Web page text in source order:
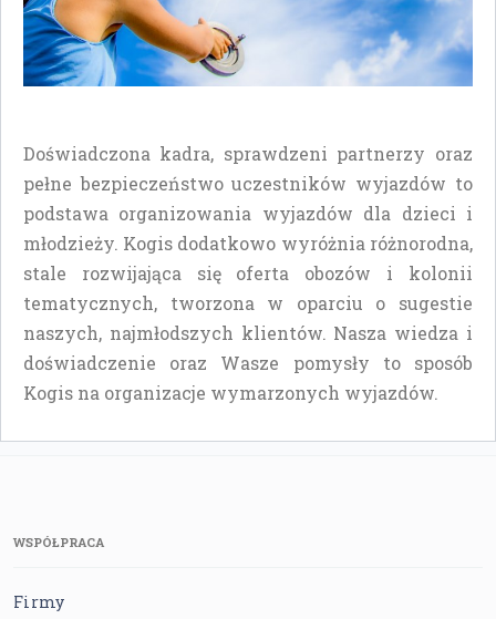
Doświadczona kadra, sprawdzeni partnerzy oraz
pełne bezpieczeństwo uczestników wyjazdów to
podstawa organizowania wyjazdów dla dzieci i
młodzieży. Kogis dodatkowo wyróżnia różnorodna,
stale rozwijająca się oferta obozów i kolonii
tematycznych, tworzona w oparciu o sugestie
naszych, najmłodszych klientów. Nasza wiedza i
doświadczenie oraz Wasze pomysły to sposób
Kogis na organizacje wymarzonych wyjazdów.
WSPÓŁPRACA
Firmy